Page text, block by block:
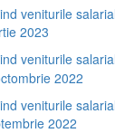
veniturile
2023
veniturile
2022
veniturile
2022